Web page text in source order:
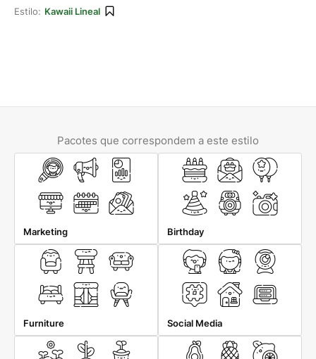
Estilo: Kawaii Lineal
Pacotes que correspondem a este estilo
Marketing Birthday
Furniture Social Media